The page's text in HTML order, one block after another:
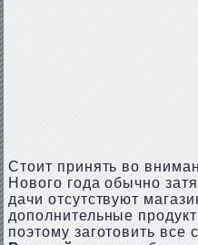
Стоит принять во
Нового года обычно
дачи отсутствуют
дополнительные
поэтому заготовить все